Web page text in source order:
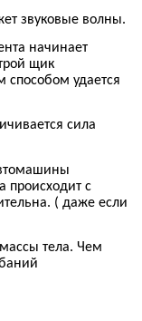
звуковые волны.
начинает
щик
способом удается
сила
происходит с
( даже если
тела. Чем